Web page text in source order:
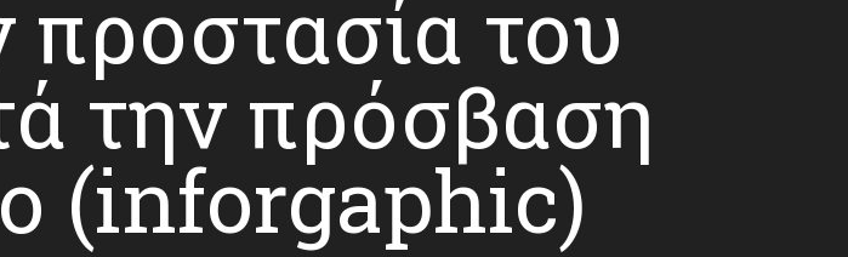
του
την πρόσβαση
(inforgaphic)